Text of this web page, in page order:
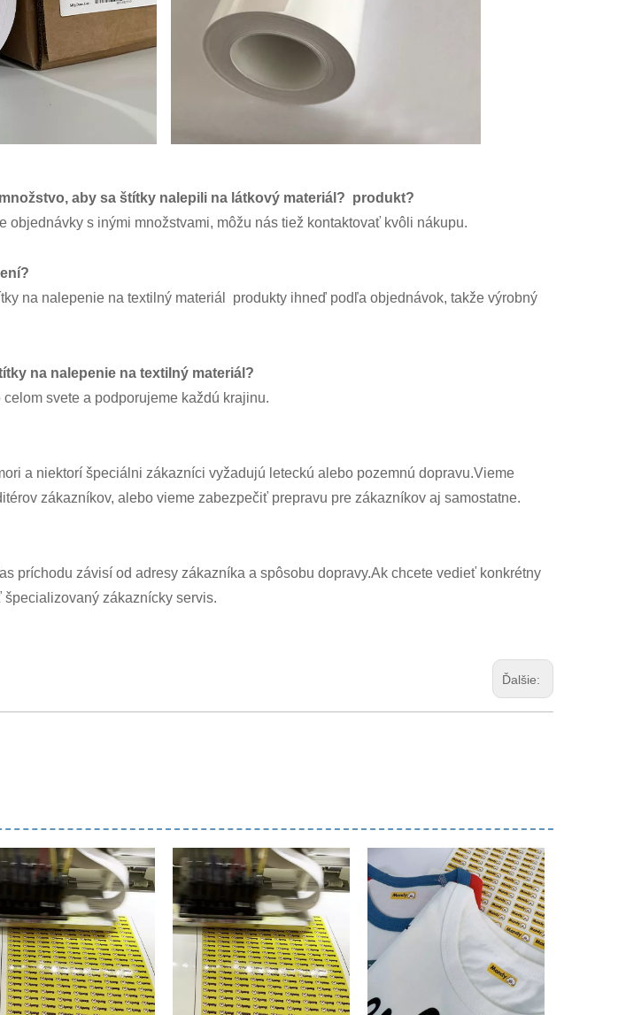
aby sa štítky nalepili na látkový materiál? produkt?
objednávky s inými množstvami, môžu nás tiež kontaktovať kvôli nákupu.
na nalepenie na textilný materiál produkty ihneď podľa objednávok, takže výrobný
na nalepenie na textilný materiál?
svete a podporujeme každú krajinu.
a niektorí špeciálni zákazníci vyžadujú leteckú alebo pozemnú dopravu.Vieme
zákazníkov, alebo vieme zabezpečiť prepravu pre zákazníkov aj samostatne.
príchodu závisí od adresy zákazníka a spôsobu dopravy.Ak chcete vedieť konkrétny
zákaznícky servis.
Ďalšie: